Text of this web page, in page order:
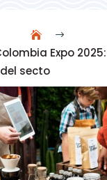
$
Expo
secto